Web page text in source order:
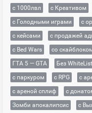
с 1000лвл c Креативом
с Голодными играми
с
с кейсами
с продажей
с Bed Wars
со
ГТА 5 — GTA
Без WhiteList
с паркуром
с RPG с
с ареной сплиф
с
Зомби апокалипсис
с